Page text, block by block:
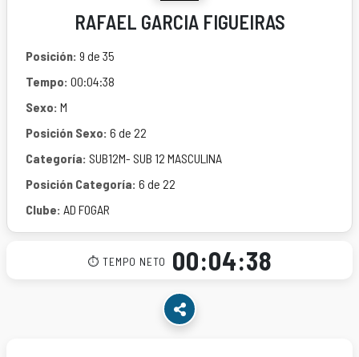
RAFAEL GARCIA FIGUEIRAS
Posición: 9 de 35
Tempo: 00:04:38
Sexo: M
Posición Sexo: 6 de 22
Categoría: SUB12M- SUB 12 MASCULINA
Posición Categoría: 6 de 22
Clube: AD FOGAR
⏱ TEMPO NETO 00:04:38